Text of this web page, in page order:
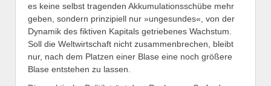
es keine selbst tragenden Akkumulationsschübe mehr
geben, sondern prinzipiell nur »ungesundes«, von der
Dynamik des fiktiven Kapitals getriebenes Wachstum.
Soll die Weltwirtschaft nicht zusammenbrechen, bleibt
nur, nach dem Platzen einer Blase eine noch größere
Blase entstehen zu lassen.